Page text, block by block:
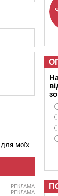
моїх
РЕКЛАМА
РЕКЛАМА